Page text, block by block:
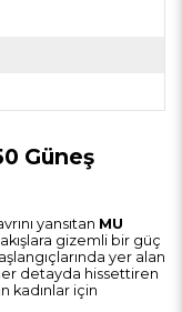
Güneş
yansıtan MU
gizemli bir güç
yer alan
detayda hissettiren
kadınlar için